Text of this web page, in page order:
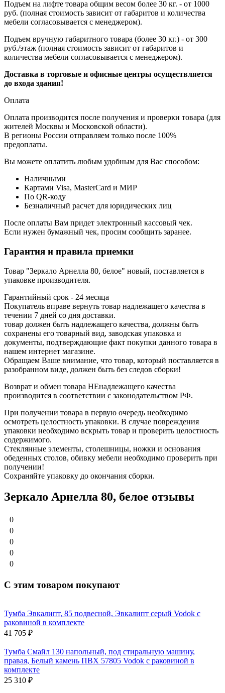
Подъем на лифте товара общим весом более 30 кг. - от 1000
руб. (полная стоимость зависит от габаритов и количества
мебели согласовывается с менеджером).
Подъем вручную габаритного товара (более 30 кг.) - от 300
руб./этаж (полная стоимость зависит от габаритов и
количества мебели согласовывается с менеджером).
Доставка в торговые и офисные центры осуществляется
до входа здания!
Оплата
Оплата производится после получения и проверки товара (для
жителей Москвы и Московской области).
В регионы России отправляем только после 100%
предоплаты.
Вы можете оплатить любым удобным для Вас способом:
Наличными
Картами Visa, MasterCard и МИР
По QR-коду
Безналичный расчет для юридических лиц
После оплаты Вам придет электронный кассовый чек.
Если нужен бумажный чек, просим сообщить заранее.
Гарантия и правила приемки
Товар "Зеркало Арнелла 80, белое" новый, поставляется в
упаковке производителя.
Гарантийный срок - 24 месяца
Покупатель вправе вернуть товар надлежащего качества в
течении 7 дней со дня доставки.
товар должен быть надлежащего качества, должны быть
сохранены его товарный вид, заводская упаковка и
документы, подтверждающие факт покупки данного товара в
нашем интернет магазине.
Обращаем Ваше внимание, что товар, который поставляется в
разобранном виде, должен быть без следов сборки!
Возврат и обмен товара НЕнадлежащего качества
производится в соответствии с законодательством РФ.
При получении товара в первую очередь необходимо
осмотреть целостность упаковки. В случае повреждения
упаковки необходимо вскрыть товар и проверить целостность
содержимого.
Стеклянные элементы, столешницы, ножки и основания
обеденных столов, обивку мебели необходимо проверить при
получении!
Сохраняйте упаковку до окончания сборки.
Зеркало Арнелла 80, белое отзывы
0
0
0
0
0
С этим товаром покупают
Тумба Эвкалипт, 85 подвесной, Эвкалипт серый Vodok с
раковиной в комплекте
41 705 ₽
Тумба Смайл 130 напольный, под стиральную машину,
правая, Белый камень ПВХ 57805 Vodok с раковиной в
комплекте
25 310 ₽